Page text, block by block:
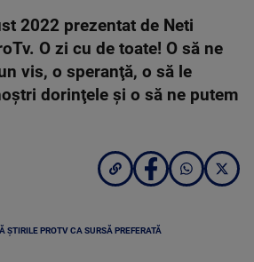
2022 prezentat de Neti
O zi cu de toate! O să ne
vis, o speranţă, o să le
dorinţele şi o să ne putem
ȘTIRILE PROTV CA SURSĂ PREFERATĂ